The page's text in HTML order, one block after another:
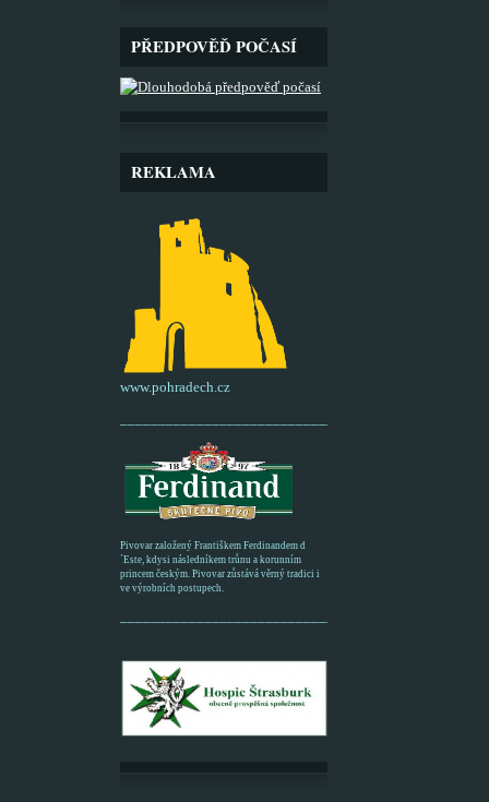
PŘEDPOVĚĎ POČASÍ
REKLAMA
www.pohradech.cz
Pivovar založený Františkem Ferdinandem d
´Este, kdysi následníkem trůnu a korunním
princem českým. Pivovar zůstává věrný tradici i
ve výrobních postupech.